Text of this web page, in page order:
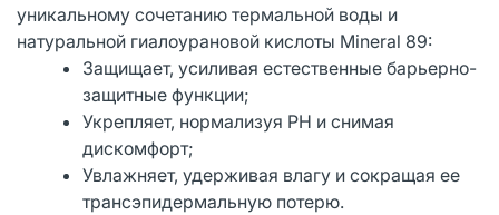
уникальному сочетанию термальной воды и
натуральной гиалоурановой кислоты Mineral 89:
Защищает, усиливая естественные барьерно-
защитные функции;
Укрепляет, нормализуя РН и снимая
дискомфорт;
Увлажняет, удерживая влагу и сокращая ее
трансэпидермальную потерю.